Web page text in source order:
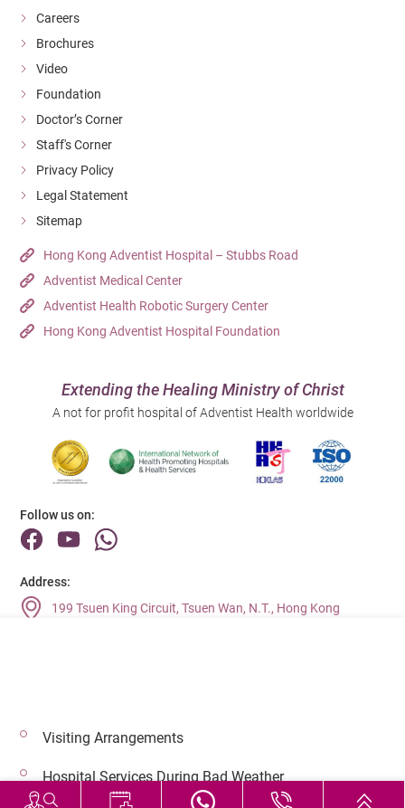
Careers
Brochures
Video
Foundation
Doctor’s Corner
Staff's Corner
Privacy Policy
Legal Statement
Sitemap
Hong Kong Adventist Hospital – Stubbs Road
Adventist Medical Center
Adventist Health Robotic Surgery Center
Hong Kong Adventist Hospital Foundation
Extending the Healing Ministry of Christ
A not for profit hospital of Adventist Health worldwide
Follow us on:
Address:
199 Tsuen King Circuit, Tsuen Wan, N.T., Hong Kong
© 2026 Copyright © Adventist Health. All rights reserved.
Visiting Arrangements
Hospital Services During Bad Weather